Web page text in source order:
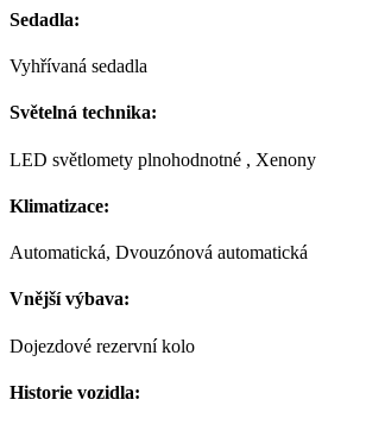
Sedadla:
Vyhřívaná sedadla
Světelná technika:
LED světlomety plnohodnotné , Xenony
Klimatizace:
Automatická, Dvouzónová automatická
Vnější výbava:
Dojezdové rezervní kolo
Historie vozidla: